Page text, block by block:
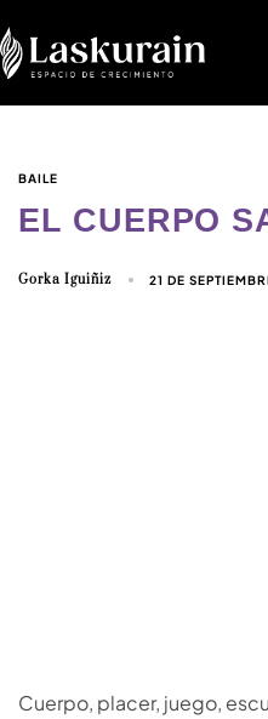
BAILE
EL CUERPO
Gorka Iguiñiz 21 DE
Cuerpo, placer, juego,